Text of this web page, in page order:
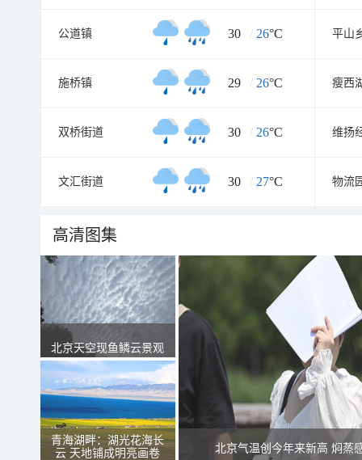
公道镇 30 / 26°C 平山
施桥镇 29 / 26°C 瘦西
双桥街道 30 / 26°C 维扬
文汇街道 30 / 27°C 物流
高清图集
北京天空现鱼鳞云景观
青海湖畔：湖光花海长
云 天地铺成明亮画卷
北京气温创今年来新高 焖蒸